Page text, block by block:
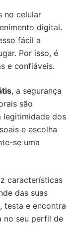
no celular
digital.
fácil a
Por isso, é
e confiáveis.
, a segurança
são
legitimidade dos
e escolha
se uma
características
das suas
testa e encontra
no seu perfil de